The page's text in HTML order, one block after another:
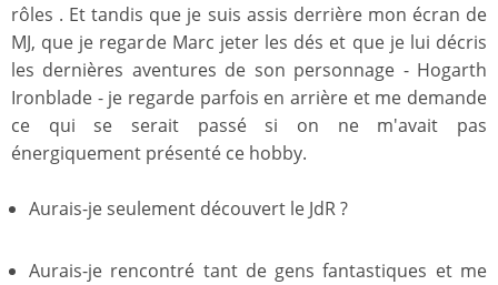
rôles . Et tandis que je suis assis derrière mon écran de
MJ, que je regarde Marc jeter les dés et que je lui décris
les dernières aventures de son personnage - Hogarth
Ironblade - je regarde parfois en arrière et me demande
ce qui se serait passé si on ne m'avait pas
énergiquement présenté ce hobby.
Aurais-je seulement découvert le JdR ?
Aurais-je rencontré tant de gens fantastiques et me